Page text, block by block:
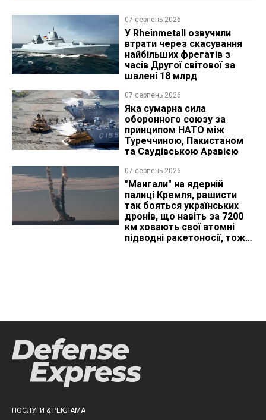
07 серпень 2026
У Rheinmetall озвучили
втрати через скасування
найбільших фрегатів з
часів Другої світової за
шалені 18 млрд
07 серпень 2026
Яка сумарна сила
оборонного союзу за
принципом НАТО між
Туреччиною, Пакистаном
та Саудівською Аравією
07 серпень 2026
"Мангали" на ядерній
палиці Кремля, рашисти
так бояться українських
дронів, що навіть за 7200
км ховають свої атомні
підводні ракетоносії, тож
ПОСЛУГИ & РЕКЛАМА